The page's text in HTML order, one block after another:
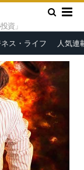
資」
ネス・ライフ 人気連
～膨らみ続ける財